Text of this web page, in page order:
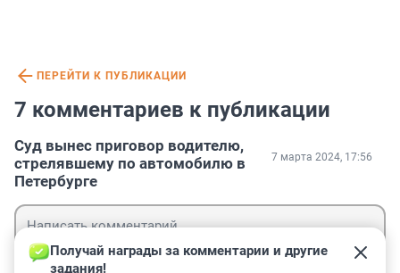
ПЕРЕЙТИ К ПУБЛИКАЦИИ
7 комментариев к публикации
Суд вынес приговор водителю,
стрелявшему по автомобилю в
Петербурге
7 марта 2024, 17:56
Получай награды за комментарии и другие
задания!